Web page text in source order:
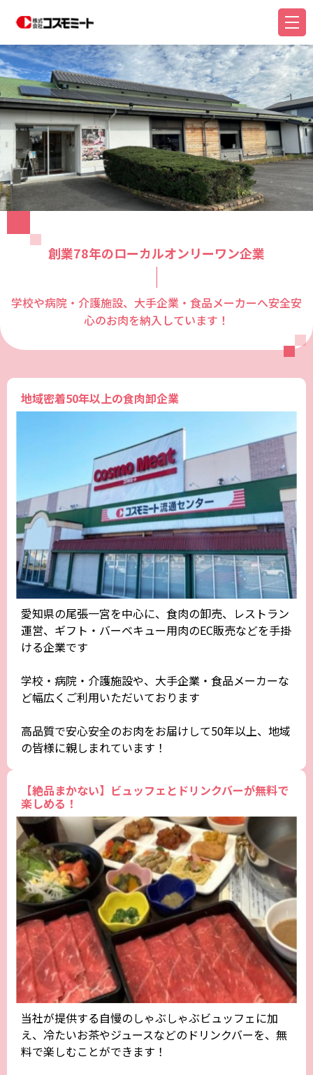
創業78年のローカルオンリーワン企業
学校や病院・介護施設、大手企業・食品メーカーへ安全安
心のお肉を納入しています！
地域密着50年以上の食肉卸企業
愛知県の尾張一宮を中心に、食肉の卸売、レストラン
運営、ギフト・バーベキュー用肉のEC販売などを手掛
ける企業です
学校・病院・介護施設や、大手企業・食品メーカーな
ど幅広くご利用いただいております
高品質で安心安全のお肉をお届けして50年以上、地域
の皆様に親しまれています！
【絶品まかない】ビュッフェとドリンクバーが無料で
楽しめる！
当社が提供する自慢のしゃぶしゃぶビュッフェに加
え、冷たいお茶やジュースなどのドリンクバーを、無
料で楽しむことができます！